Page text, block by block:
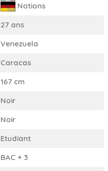
Notions
27 ans
Venezuela
Caracas
167 cm
Noir
Noir
Etudiant
BAC + 3